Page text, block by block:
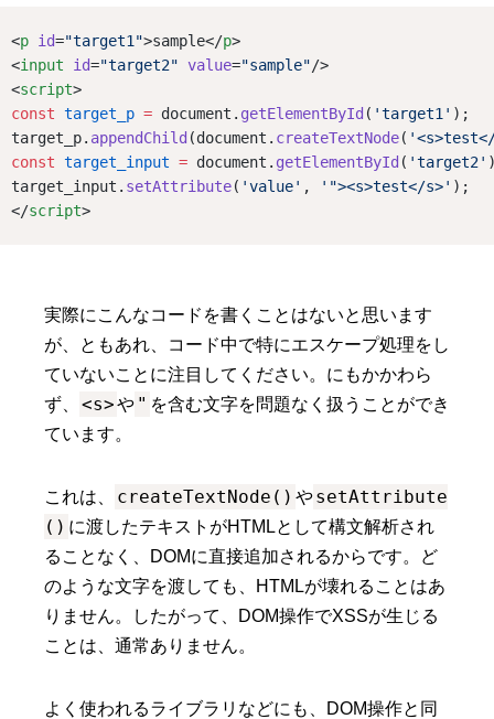
<p id="target1">sample</p>
<input id="target2" value="sample"/>
<script>
const target_p = document. getElementById ( 'target1' );
target_p. appendChild (document. createTextNode(
const target_input = document. getElementById ( 'target2'
target_input. setAttribute( 'value' , '"><s>test</s>' );
</script>
実際にこんなコードを書くことはないと思います
が、ともあれ、コード中で特にエスケープ処理をし
ていないことに注目してください。にもかかわら
ず、
<s>や " を含む文字を問題なく扱うことができ
ています。
これは、 createTextNode() やsetAttribute
() に渡したテキストがHTMLとして構文解析され
ることなく、DOMに直接追加されるからです。ど
のような文字を渡しても、HTMLが壊れることはあ
りません。したがって、DOM操作でXSSが生じる
ことは、通常ありません。
よく使われるライブラリなどにも、DOM操作と同